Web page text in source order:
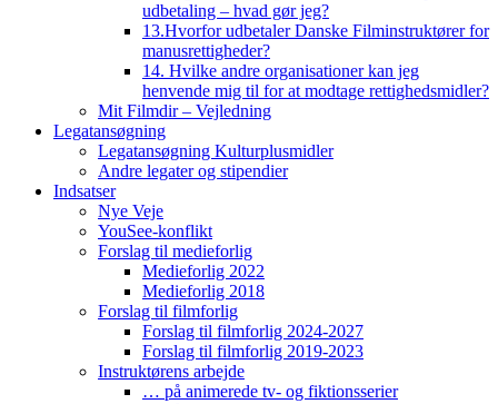
udbetaling – hvad gør jeg?
13.Hvorfor udbetaler Danske Filminstruktører for
manusrettigheder?
14. Hvilke andre organisationer kan jeg
henvende mig til for at modtage rettighedsmidler?
Mit Filmdir – Vejledning
Legatansøgning
Legatansøgning Kulturplusmidler
Andre legater og stipendier
Indsatser
Nye Veje
YouSee-konflikt
Forslag til medieforlig
Medieforlig 2022
Medieforlig 2018
Forslag til filmforlig
Forslag til filmforlig 2024-2027
Forslag til filmforlig 2019-2023
Instruktørens arbejde
… på animerede tv- og fiktionsserier